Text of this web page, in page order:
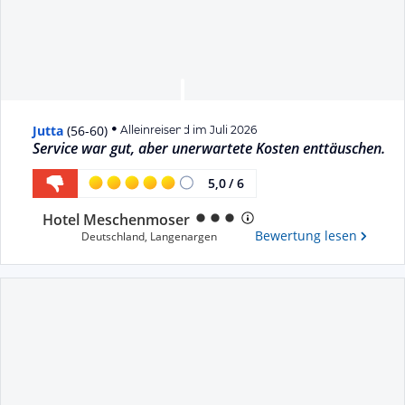
Jutta (56-60) Alleinreisend im Juli 2026
Service war gut, aber unerwartete Kosten enttäuschen.
5,0/ 6
Hotel Meschenmoser
Deutschland, Langenargen Bewertung lesen